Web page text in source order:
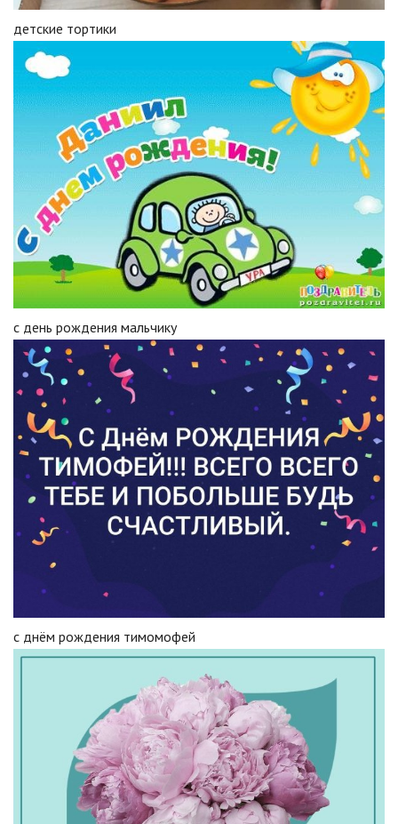
детские тортики
с день рождения мальчику
с днём рождения тимомофей